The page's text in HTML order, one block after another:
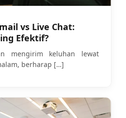
vs Live Chat:
Efektif?
mengirim keluhan lewat
berharap […]